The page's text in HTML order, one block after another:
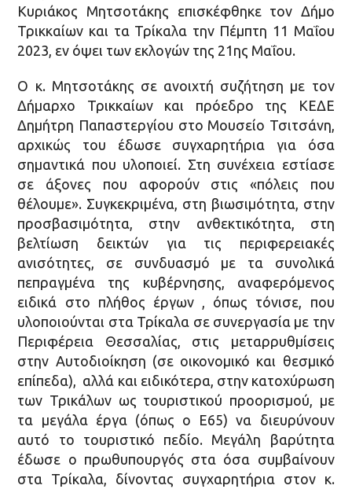
Κυριάκος Μητσοτάκης επισκέφθηκε τον Δήμο
Τρικκαίων και τα Τρίκαλα την Πέμπτη 11 Μαΐου
2023, εν όψει των εκλογών της 21ης Μαΐου.
Ο κ. Μητσοτάκης σε ανοιχτή συζήτηση με τον
Δήμαρχο Τρικκαίων και πρόεδρο της ΚΕΔΕ
Δημήτρη Παπαστεργίου στο Μουσείο Τσιτσάνη,
αρχικώς του έδωσε συγχαρητήρια για όσα
σημαντικά που υλοποιεί. Στη συνέχεια εστίασε
σε άξονες που αφορούν στις «πόλεις που
θέλουμε». Συγκεκριμένα, στη βιωσιμότητα, στην
προσβασιμότητα, στην ανθεκτικότητα, στη
βελτίωση δεικτών για τις περιφερειακές
ανισότητες, σε συνδυασμό με τα συνολικά
πεπραγμένα της κυβέρνησης, αναφερόμενος
ειδικά στο πλήθος έργων , όπως τόνισε, που
υλοποιούνται στα Τρίκαλα σε συνεργασία με την
Περιφέρεια Θεσσαλίας, στις μεταρρυθμίσεις
στην Αυτοδιοίκηση (σε οικονομικό και θεσμικό
επίπεδα), αλλά και ειδικότερα, στην κατοχύρωση
των Τρικάλων ως τουριστικού προορισμού, με
τα μεγάλα έργα (όπως ο Ε65) να διευρύνουν
αυτό το τουριστικό πεδίο. Μεγάλη βαρύτητα
έδωσε ο πρωθυπουργός στα όσα συμβαίνουν
στα Τρίκαλα, δίνοντας συγχαρητήρια στον κ.